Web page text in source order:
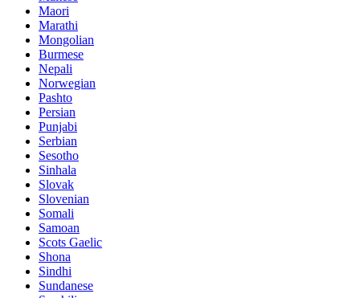
Maori
Marathi
Mongolian
Burmese
Nepali
Norwegian
Pashto
Persian
Punjabi
Serbian
Sesotho
Sinhala
Slovak
Slovenian
Somali
Samoan
Scots Gaelic
Shona
Sindhi
Sundanese